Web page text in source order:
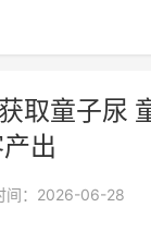
取童子尿
出
间：2026-06-28